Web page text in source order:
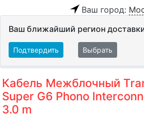
Ваш город:
Ваш ближайший регион
Подтвердить Выбрать
Кабель Межблочный
Super G6 Phono
3.0 m